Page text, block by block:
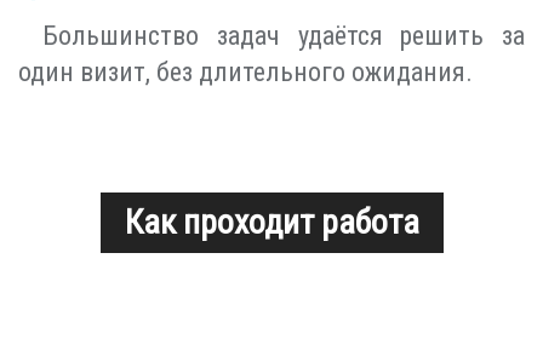
Большинство задач удаётся решить за
один визит, без длительного ожидания.
Как проходит работа